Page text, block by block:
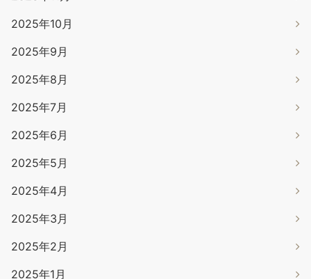
2025年10月
2025年9月
2025年8月
2025年7月
2025年6月
2025年5月
2025年4月
2025年3月
2025年2月
2025年1月